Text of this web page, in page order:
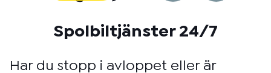
Spolbiltjänster 24/7
Har du stopp i avloppet eller är